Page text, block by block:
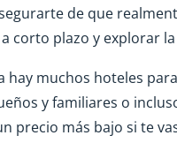
de que
corto plazo y explorar
hay muchos hoteles
y familiares o
precio más bajo si te